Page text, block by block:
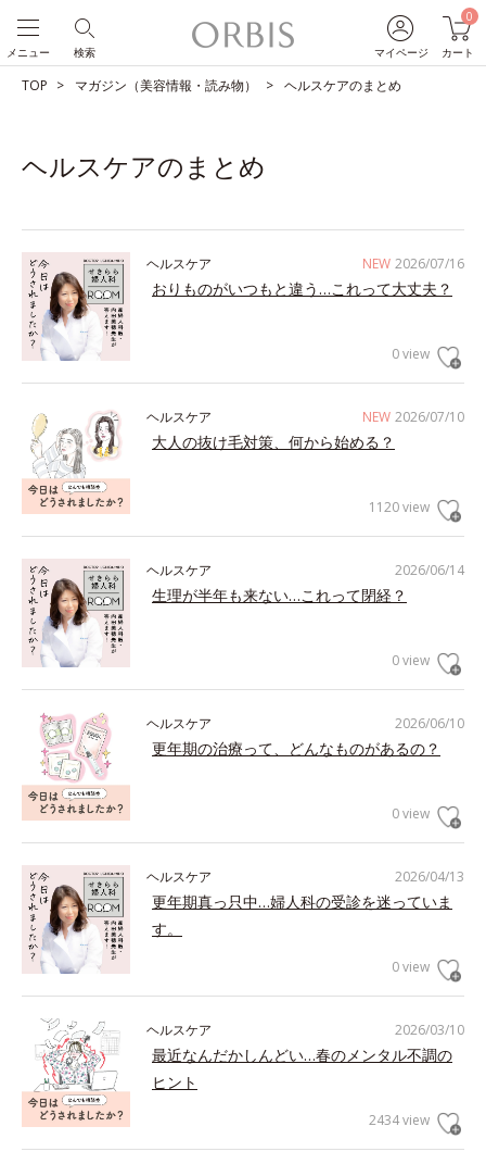
マイページ
0
カート
検索
メニュー
TOP マガジン（美容情報・読み物） ヘルスケアのまとめ
ヘルスケアのまとめ
NEW 2026/07/16
ヘルスケア
おりものがいつもと違う…これって大丈夫？
0 view
NEW 2026/07/10
ヘルスケア
大人の抜け毛対策、何から始める？
1120 view
2026/06/14
ヘルスケア
生理が半年も来ない…これって閉経？
0 view
2026/06/10
ヘルスケア
更年期の治療って、どんなものがあるの？
0 view
2026/04/13
ヘルスケア
更年期真っ只中…婦人科の受診を迷っていま
す。
0 view
2026/03/10
ヘルスケア
最近なんだかしんどい…春のメンタル不調の
ヒント
2434 view